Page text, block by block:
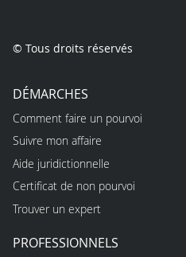
© Tous droits réservés
DÉMARCHES
Comment faire un pourvoi
Suivre mon affaire
Aide juridictionnelle
Certificat de non pourvoi
Trouver un expert
PROFESSIONNELS